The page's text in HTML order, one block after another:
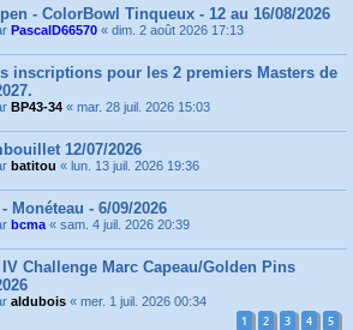
- ColorBowl Tinqueux - 12 au 16/08/2026
PascalD66570 « dim. 2 août 2026 17:13
inscriptions pour les 2 premiers Masters de
BP43-34 « mar. 28 juil. 2026 15:03
12/07/2026
batitou « lun. 13 juil. 2026 19:36
Monéteau - 6/09/2026
bcma « sam. 4 juil. 2026 20:39
Challenge Marc Capeau/Golden Pins
aldubois « mer. 1 juil. 2026 00:34
1 2 3 4 5